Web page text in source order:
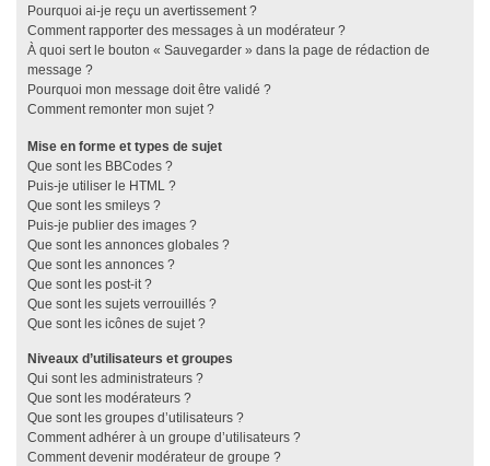
Pourquoi ai-je reçu un avertissement ?
Comment rapporter des messages à un modérateur ?
À quoi sert le bouton « Sauvegarder » dans la page de rédaction de
message ?
Pourquoi mon message doit être validé ?
Comment remonter mon sujet ?
Mise en forme et types de sujet
Que sont les BBCodes ?
Puis-je utiliser le HTML ?
Que sont les smileys ?
Puis-je publier des images ?
Que sont les annonces globales ?
Que sont les annonces ?
Que sont les post-it ?
Que sont les sujets verrouillés ?
Que sont les icônes de sujet ?
Niveaux d’utilisateurs et groupes
Qui sont les administrateurs ?
Que sont les modérateurs ?
Que sont les groupes d’utilisateurs ?
Comment adhérer à un groupe d’utilisateurs ?
Comment devenir modérateur de groupe ?